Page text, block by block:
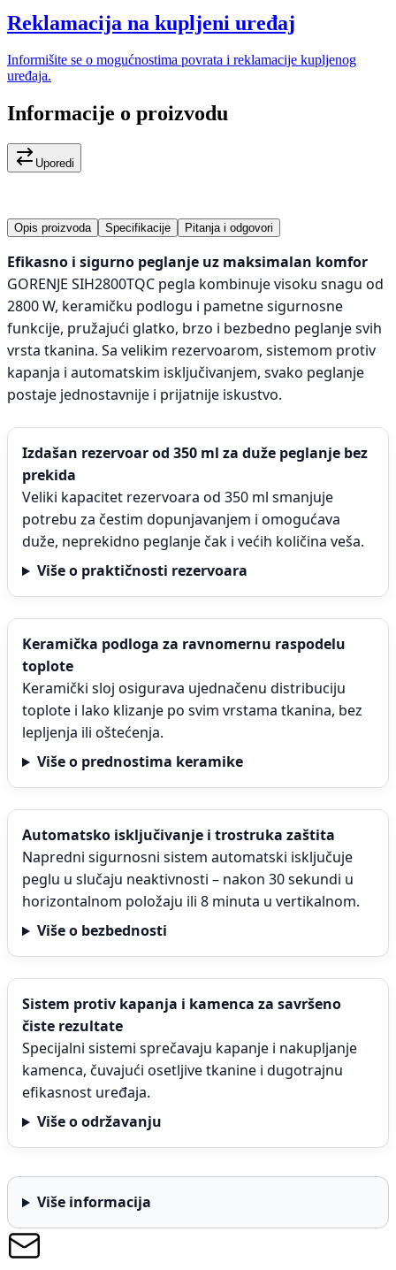
Reklamacija na kupljeni uređaj
Informišite se o mogućnostima povrata i reklamacije kupljenog
uređaja.
Informacije o proizvodu
Uporedi
Opis proizvoda Specifikacije Pitanja i odgovori
Efikasno i sigurno peglanje uz maksimalan komfor
GORENJE SIH2800TQC pegla kombinuje visoku snagu od
2800 W, keramičku podlogu i pametne sigurnosne
funkcije, pružajući glatko, brzo i bezbedno peglanje svih
vrsta tkanina. Sa velikim rezervoarom, sistemom protiv
kapanja i automatskim isključivanjem, svako peglanje
postaje jednostavnije i prijatnije iskustvo.
Izdašan rezervoar od 350 ml za duže peglanje bez
prekida
Veliki kapacitet rezervoara od 350 ml smanjuje
potrebu za čestim dopunjavanjem i omogućava
duže, neprekidno peglanje čak i većih količina veša.
Više o praktičnosti rezervoara
Keramička podloga za ravnomernu raspodelu
toplote
Keramički sloj osigurava ujednačenu distribuciju
toplote i lako klizanje po svim vrstama tkanina, bez
lepljenja ili oštećenja.
Više o prednostima keramike
Automatsko isključivanje i trostruka zaštita
Napredni sigurnosni sistem automatski isključuje
peglu u slučaju neaktivnosti – nakon 30 sekundi u
horizontalnom položaju ili 8 minuta u vertikalnom.
Više o bezbednosti
Sistem protiv kapanja i kamenca za savršeno
čiste rezultate
Specijalni sistemi sprečavaju kapanje i nakupljanje
kamenca, čuvajući osetljive tkanine i dugotrajnu
efikasnost uređaja.
Više o održavanju
Više informacija